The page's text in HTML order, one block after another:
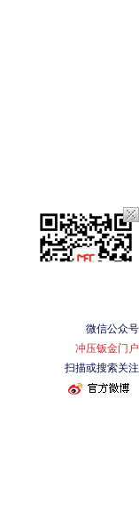
微信公众号
冲压钣金门户
扫描或搜索关注